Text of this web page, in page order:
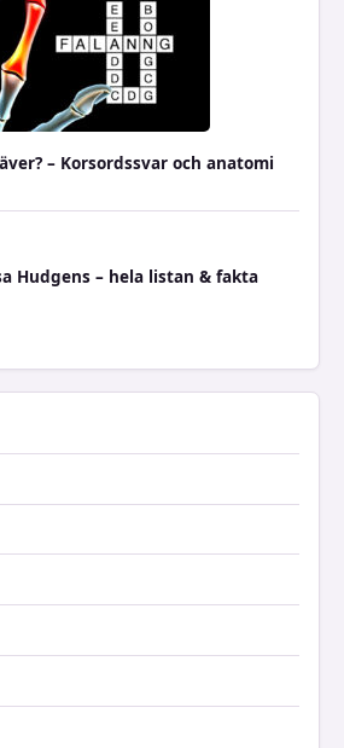
– Korsordssvar och anatomi
Hudgens – hela listan & fakta